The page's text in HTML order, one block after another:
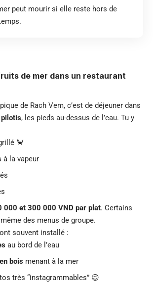
peut mourir si elle reste hors de
de mer dans un restaurant
de Rach Vem, c’est de déjeuner dans
, les pieds au-dessus de l’eau. Tu y
🦀
à la vapeur
000 et 300 000 VND par plat. Certains
des menus de groupe.
souvent installé :
au bord de l’eau
bois menant à la mer
très “instagrammables” 😉